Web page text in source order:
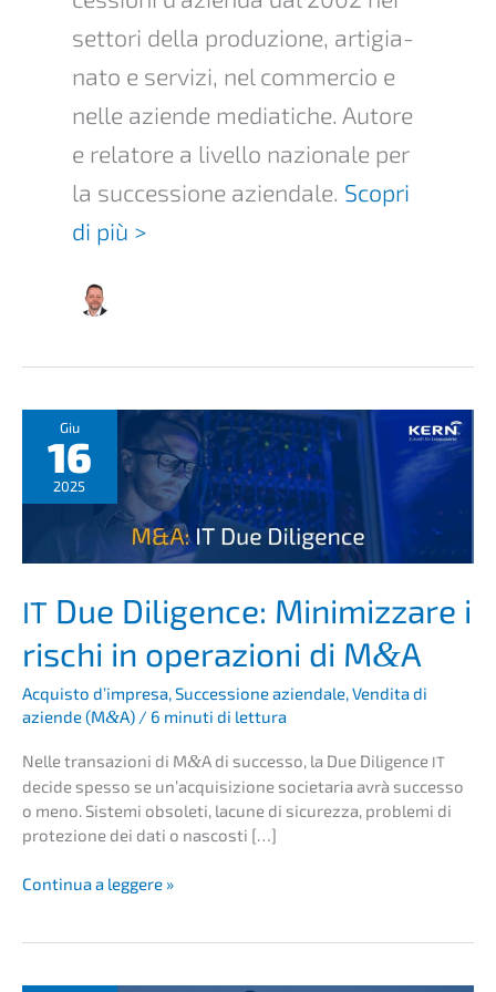
setto­ri della produ­zi­o­ne, artigi­a­
na­to e servi­zi, nel commer­cio e
nelle azien­de media­ti­che. Autore
e relato­re a livel­lo nazio­na­le per
la succes­sio­ne aziend­a­le. Scopri
di più >
Giu
16
2025
IT Due Diligence: Minimiz­za­re i
rischi in opera­zio­ni di M&A
Acquis­to d’impre­sa,Succes­sio­ne aziend­a­le,Vendita di
azien­de (M&A) / 6 minuti di lettura
Nelle transa­zio­ni di M&A di succes­so, la Due Diligence IT
decide spesso se un’ac­qui­si­zio­ne socie­ta­ria avrà succes­so
o meno. Siste­mi obsole­ti, lacune di sicurez­za, proble­mi di
prote­zio­ne dei dati o nascosti […]
IT
Conti­nua a leggere »